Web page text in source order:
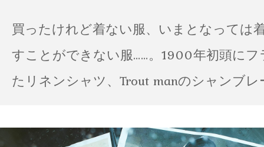
買ったけれど着ない服、いまとなっては
すことができない服……。1900年初頭に
たリネンシャツ、Trout manのシャンブ